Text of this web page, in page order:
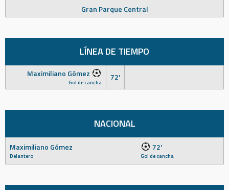
Gran Parque Central
LÍNEA DE TIEMPO
Maximiliano Gómez
Gol de cancha 72'
NACIONAL
Maximiliano Gómez
Delantero
72'
Gol de cancha